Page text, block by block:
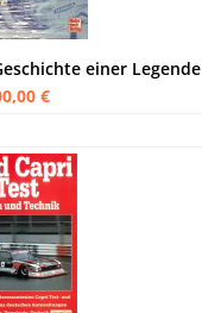
einer Legende
€